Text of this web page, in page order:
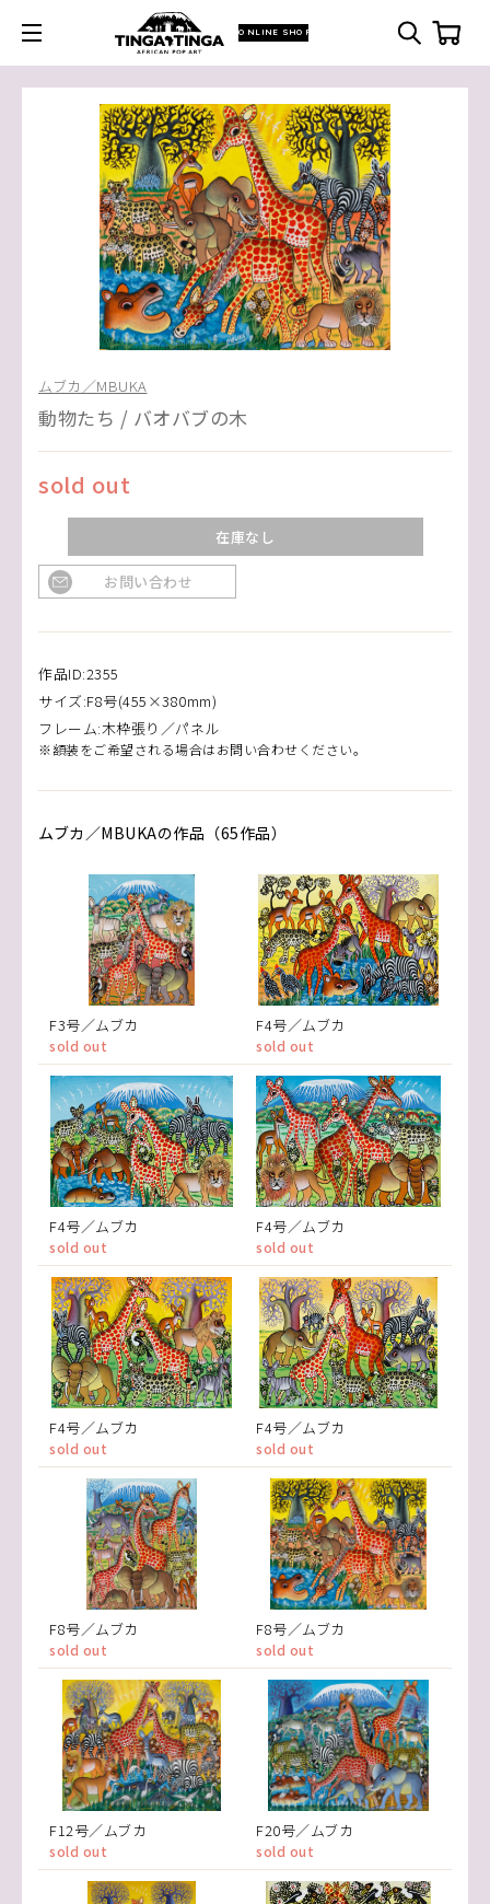
ONLINE SHOP
ムブカ／MBUKA
動物たち / バオバブの木
sold out
在庫なし
お問い合わせ
作品ID:2355
サイズ:F8号(455×380mm)
フレーム:木枠張り／パネル
※額装をご希望される場合はお問い合わせください。
ムブカ／MBUKAの作品（65作品）
F3号／ムブカ
sold out
F4号／ムブカ
sold out
F4号／ムブカ
sold out
F4号／ムブカ
sold out
F4号／ムブカ
sold out
F4号／ムブカ
sold out
F8号／ムブカ
sold out
F8号／ムブカ
sold out
F12号／ムブカ
sold out
F20号／ムブカ
sold out